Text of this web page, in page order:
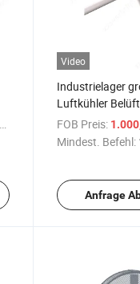
Video
Industrielager
Luftkühler
Deckenventilator
FOB Preis:
Mindest. Befehl:
Anfrage